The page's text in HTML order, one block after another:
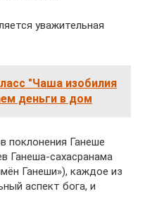
уважительная
"Чаша изобилия
деньги в дом
поклонения Ганеше
Ганеша-сахасранама
Ганеши»), каждое из
аспект бога, и